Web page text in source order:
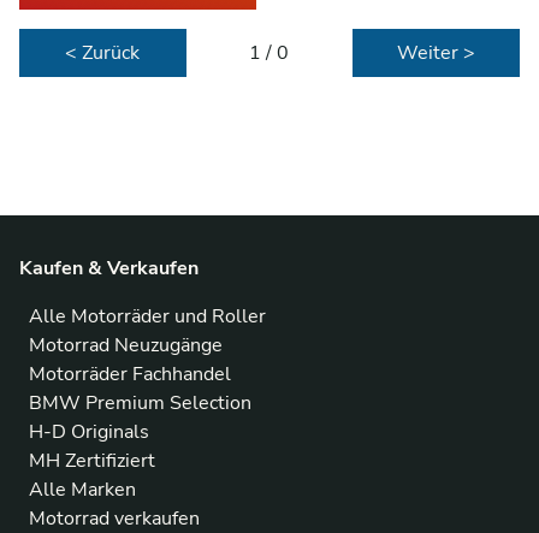
< Zurück 1 / 0 Weiter >
Kaufen & Verkaufen
Alle Motorräder und Roller
Motorrad Neuzugänge
Motorräder Fachhandel
BMW Premium Selection
H-D Originals
MH Zertifiziert
Alle Marken
Motorrad verkaufen